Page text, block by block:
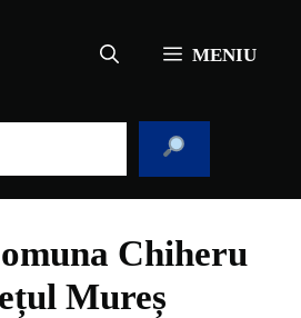
MENIU
Chiheru
Mureș